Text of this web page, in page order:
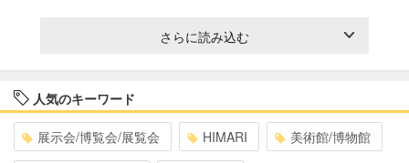
さらに読み込む
人気のキーワード
展示会/博覧会/展覧会 HIMARI 美術館/博物館